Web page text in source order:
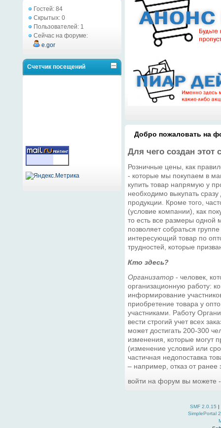
Гостей: 84
Скрытых: 0
Пользователей: 1
Сейчас на форуме:
e.gor
Счетчик посещений
Добро пожаловать на
Для чего создан этот
Розничные цены, как
- которые мы покупаем в
купить товар напрямую у
необходимо выкупать
продукции. Кроме того,
(условие компании), как
то есть все размеры одной
позволяет собраться
интересующий товар по
трудностей, которые
Кто здесь?
Организатор - человек,
организационную работу:
информирование
приобретение товара у
участниками. Работу
вести строгий учет всех
может достигать 200-300
изменения, которые могут
(изменение условий или
частичная недопоставка
– например, отказ от ранее
войти на форум вы можете
SMF 2.0.15 |
SimplePortal